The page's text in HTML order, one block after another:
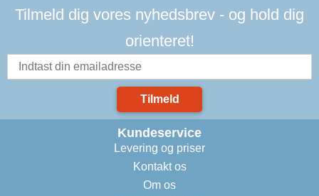
Tilmeld dig vores nyhedsbrev - og hold dig
orienteret!
Tilmeld
Kundeservice
Levering og priser
Kontakt os
Om os